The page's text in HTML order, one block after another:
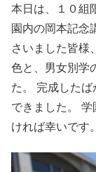
本日は、１０組
園内の岡本記念
さいました皆様
色と、男女別学
た。 完成した
できました。
ければ幸いです。